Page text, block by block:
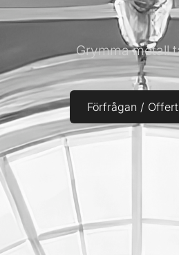
Grymma metall
Förfrågan / Offert